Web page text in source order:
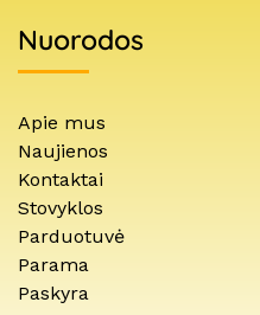
Nuorodos
Apie mus
Naujienos
Kontaktai
Stovyklos
Parduotuvė
Parama
Paskyra